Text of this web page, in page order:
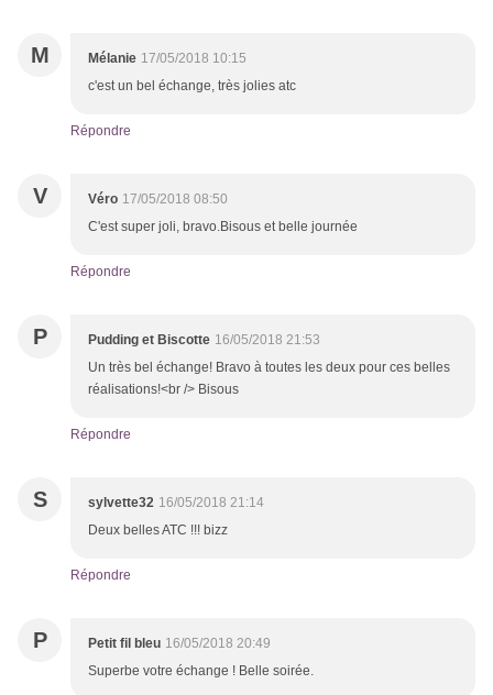
M Mélanie 17/05/2018 10:15
c'est un bel échange, très jolies atc
Répondre
V Véro 17/05/2018 08:50
C'est super joli, bravo.Bisous et belle journée
Répondre
P Pudding et Biscotte 16/05/2018 21:53
Un très bel échange! Bravo à toutes les deux pour ces belles
réalisations!<br /> Bisous
Répondre
S sylvette32 16/05/2018 21:14
Deux belles ATC !!! bizz
Répondre
P Petit fil bleu 16/05/2018 20:49
Superbe votre échange ! Belle soirée.